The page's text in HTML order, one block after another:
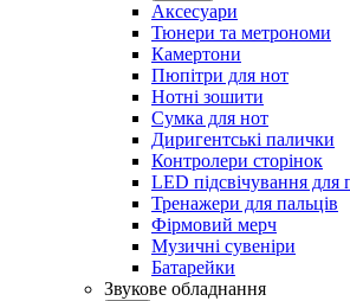
Аксесуари
Тюнери та метрономи
Камертони
Пюпітри для нот
Нотні зошити
Сумка для нот
Диригентські палички
Контролери сторінок
LED підсвічування для
Тренажери для пальців
Фірмовий мерч
Музичні сувеніри
Батарейки
Звукове обладнання